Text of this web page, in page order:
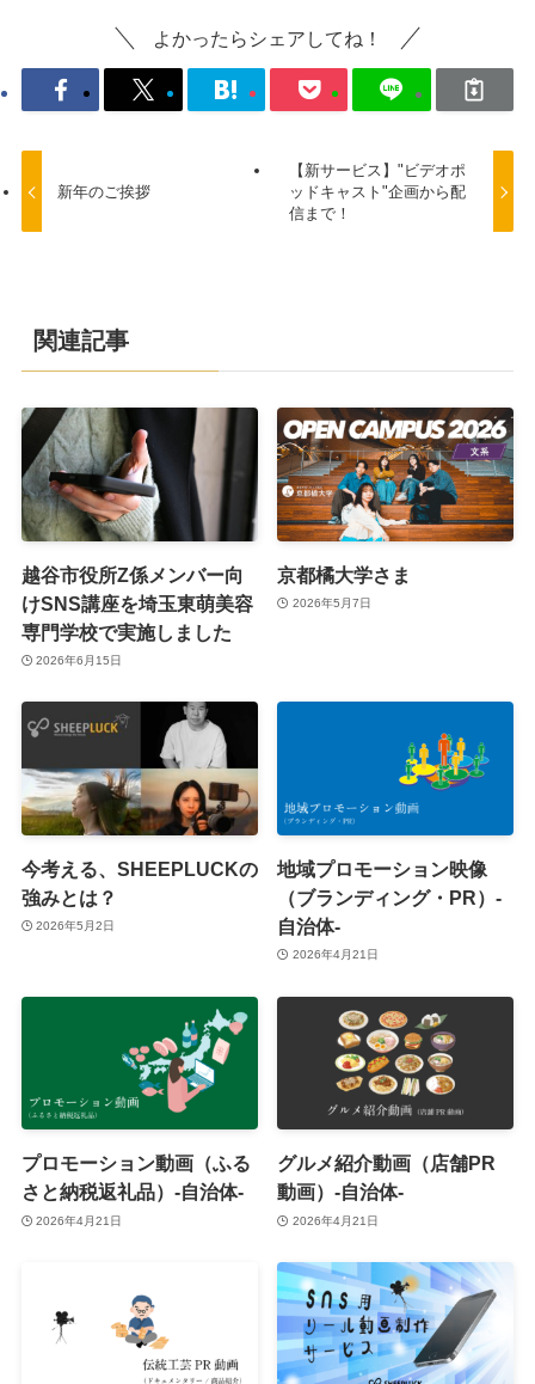
よかったらシェアしてね！
新年のご挨拶
【新サービス】"ビデオポ
ッドキャスト"企画から配
信まで！
関連記事
越谷市役所Z係メンバー向
けSNS講座を埼玉東萌美容
専門学校で実施しました
2026年6月15日
京都橘大学さま
2026年5月7日
今考える、SHEEPLUCKの
強みとは？
2026年5月2日
地域プロモーション映像
（ブランディング・PR）-
自治体-
2026年4月21日
プロモーション動画（ふる
さと納税返礼品）-自治体-
2026年4月21日
グルメ紹介動画（店舗PR
動画）-自治体-
2026年4月21日